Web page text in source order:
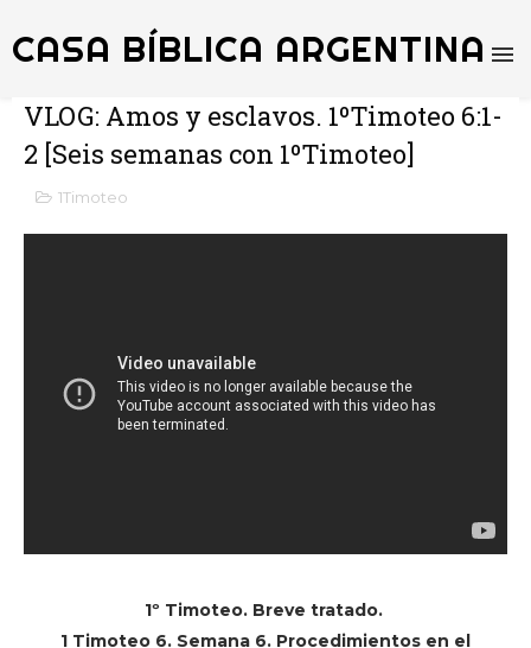
CASA BÍBLICA ARGENTINA
VLOG: Amos y esclavos. 1ºTimoteo 6:1-
2 [Seis semanas con 1ºTimoteo]
1Timoteo
1º Timoteo. Breve tratado.
1 Timoteo 6. Semana 6. Procedimientos en el